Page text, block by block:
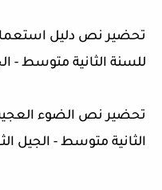
تحضير نص دليل
للسنة الثانية متوسط -
تحضير نص الضوء
الثانية متوسط - الجيل